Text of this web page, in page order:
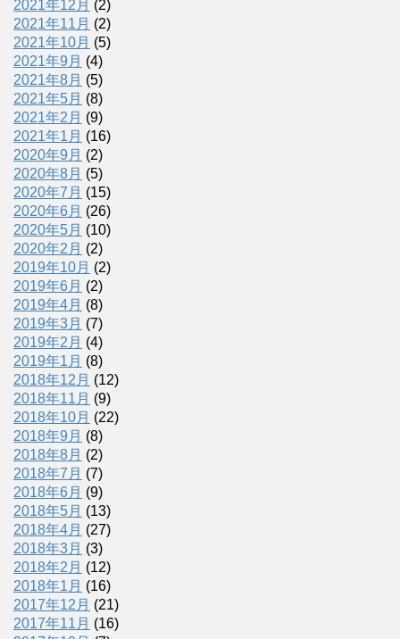
2021年12月 (2)
2021年11月 (2)
2021年10月 (5)
2021年9月 (4)
2021年8月 (5)
2021年5月 (8)
2021年2月 (9)
2021年1月 (16)
2020年9月 (2)
2020年8月 (5)
2020年7月 (15)
2020年6月 (26)
2020年5月 (10)
2020年2月 (2)
2019年10月 (2)
2019年6月 (2)
2019年4月 (8)
2019年3月 (7)
2019年2月 (4)
2019年1月 (8)
2018年12月 (12)
2018年11月 (9)
2018年10月 (22)
2018年9月 (8)
2018年8月 (2)
2018年7月 (7)
2018年6月 (9)
2018年5月 (13)
2018年4月 (27)
2018年3月 (3)
2018年2月 (12)
2018年1月 (16)
2017年12月 (21)
2017年11月 (16)